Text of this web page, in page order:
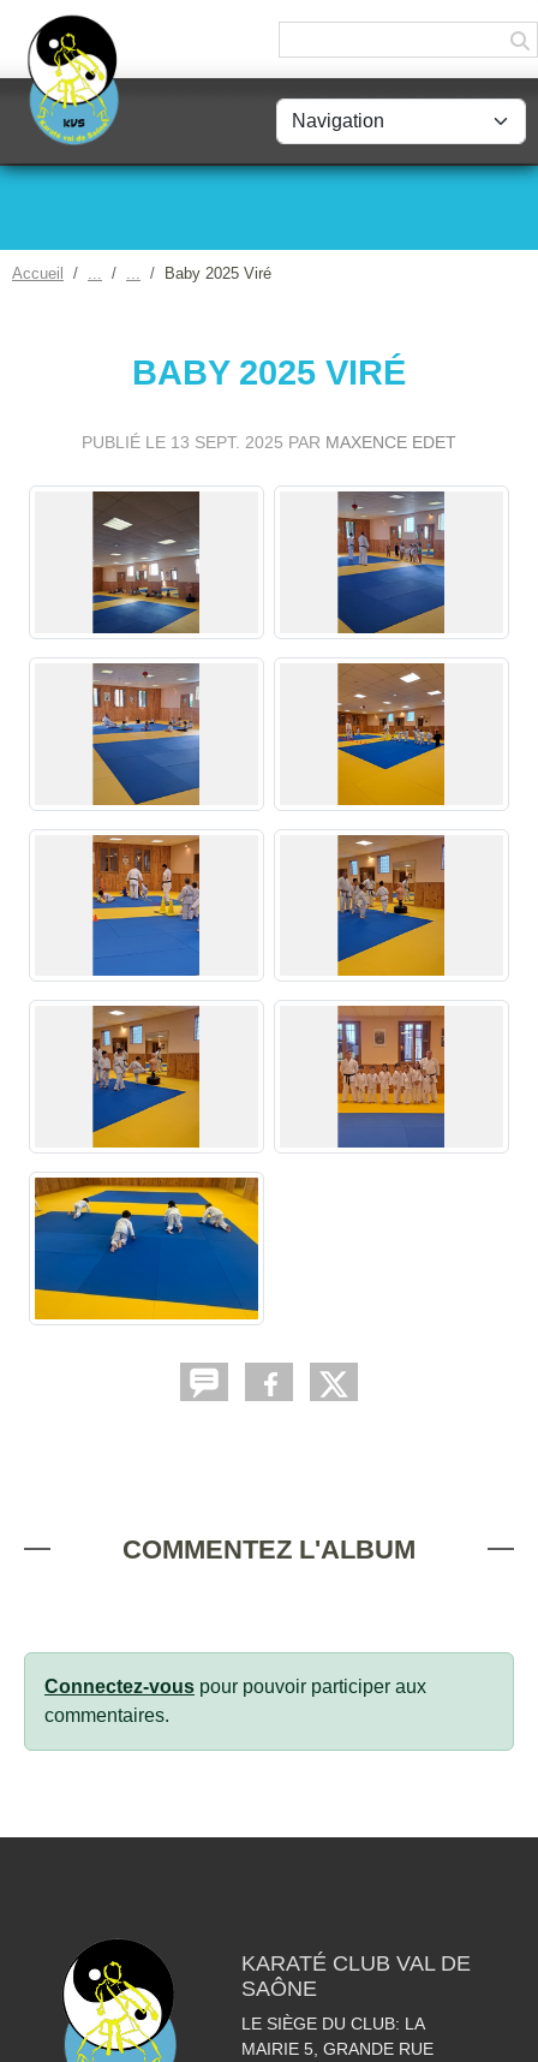
Accueil Baby 2025 Viré
BABY 2025 VIRÉ
PUBLIÉ LE 13 SEPT. 2025 PAR MAXENCE EDET
COMMENTEZ L'ALBUM
Connectez-vous pour pouvoir participer aux
commentaires.
KARATÉ CLUB VAL DE
SAÔNE
LE SIÈGE DU CLUB: LA
MAIRIE 5, GRANDE RUE
Panneau de gestion des cookies